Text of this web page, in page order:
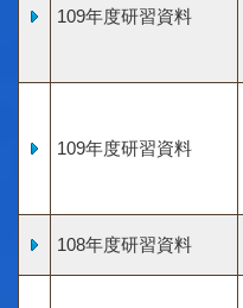
109年度研習資料
109年度研習資料
108年度研習資料